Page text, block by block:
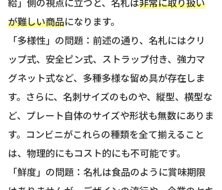
が難しい商品になります。
「多様性」の問題：前述の通り、名札にはクリ
ップ式、安全ピン式、ストラップ付き、強力マ
グネット式など、多種多様な留め具が存在しま
す。さらに、名刺サイズのものや、縦型、横型な
ど、プレート自体のサイズや形状も無数にありま
す。コンビニがこれらの種類を全て揃えること
は、物理的にもコスト的にも不可能です。
「鮮度」の問題：名札は食品のように賞味期限